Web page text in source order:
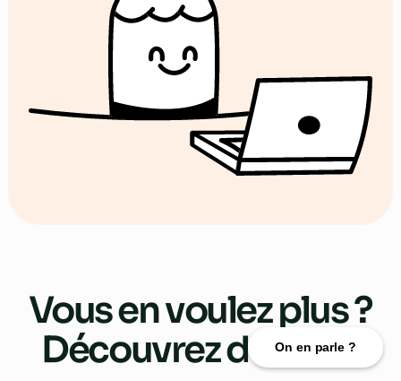
On en parle ?
Vous en voulez plus ?
Découvrez d’autres